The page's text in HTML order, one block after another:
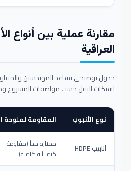
مقارنة عملية بين أنواع
العراقية
جدول توضيحي يساعد المهندسين
لشبكات النقل حسب مواصفات المشروع
نوع الأنبوب المقاومة لملوحة
أنابيب HDPE
ممتازة جداً (مقاومة
كيميائية كاملة)